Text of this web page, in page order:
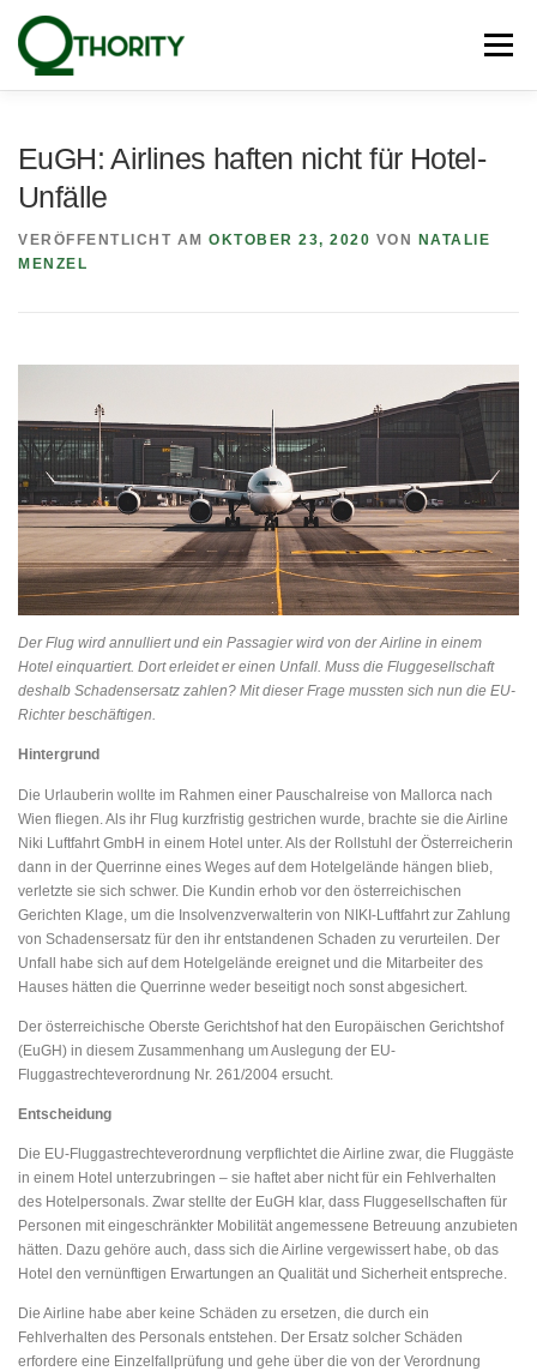
Inhalt
springen
Menü
EuGH: Airlines haften nicht für Hotel-
Unfälle
VERÖFFENTLICHT AM OKTOBER 23, 2020 VON
NATALIE
MENZEL
Der Flug wird annulliert und ein Passagier wird von der Airline in einem
Hotel einquartiert. Dort erleidet er einen Unfall. Muss die Fluggesellschaft
deshalb Schadensersatz zahlen? Mit dieser Frage mussten sich nun die EU-
Richter beschäftigen.
Hintergrund
Die Urlauberin wollte im Rahmen einer Pauschalreise von Mallorca nach
Wien fliegen. Als ihr Flug kurzfristig gestrichen wurde, brachte sie die Airline
Niki Luftfahrt GmbH in einem Hotel unter. Als der Rollstuhl der Österreicherin
dann in der Querrinne eines Weges auf dem Hotelgelände hängen blieb,
verletzte sie sich schwer. Die Kundin erhob vor den österreichischen
Gerichten Klage, um die Insolvenzverwalterin von NIKI-Luftfahrt zur Zahlung
von Schadensersatz für den ihr entstandenen Schaden zu verurteilen. Der
Unfall habe sich auf dem Hotelgelände ereignet und die Mitarbeiter des
Hauses hätten die Querrinne weder beseitigt noch sonst abgesichert.
Der österreichische Oberste Gerichtshof hat den Europäischen Gerichtshof
(EuGH) in diesem Zusammenhang um Auslegung der EU-
Fluggastrechteverordnung Nr. 261/2004 ersucht.
Entscheidung
Die EU-Fluggastrechteverordnung verpflichtet die Airline zwar, die Fluggäste
in einem Hotel unterzubringen – sie haftet aber nicht für ein Fehlverhalten
des Hotelpersonals. Zwar stellte der EuGH klar, dass Fluggesellschaften für
Personen mit eingeschränkter Mobilität angemessene Betreuung anzubieten
hätten. Dazu gehöre auch, dass sich die Airline vergewissert habe, ob das
Hotel den vernünftigen Erwartungen an Qualität und Sicherheit entspreche.
Die Airline habe aber keine Schäden zu ersetzen, die durch ein
Fehlverhalten des Personals entstehen. Der Ersatz solcher Schäden
erfordere eine Einzelfallprüfung und gehe über die von der Verordnung